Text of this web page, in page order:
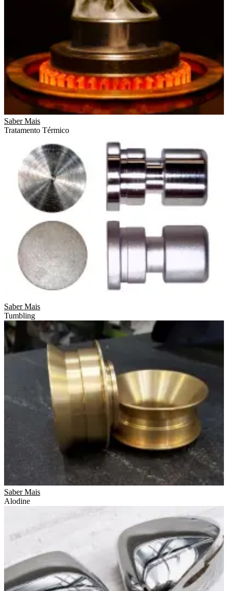
Saber Mais
Tratamento Térmico
Saber Mais
Tumbling
Saber Mais
Alodine